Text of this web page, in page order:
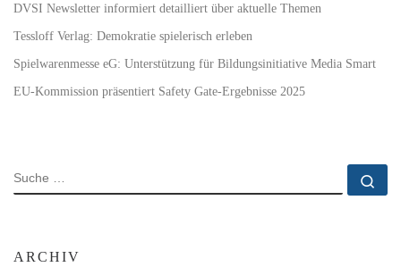
DVSI Newsletter informiert detailliert über aktuelle Themen
Tessloff Verlag: Demokratie spielerisch erleben
Spielwarenmesse eG: Unterstützung für Bildungsinitiative Media Smart
EU-Kommission präsentiert Safety Gate-Ergebnisse 2025
SUCHE
ARCHIV